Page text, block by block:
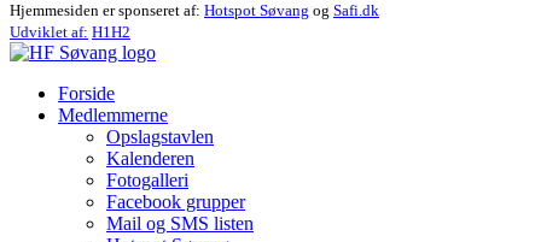
Hjemmesiden er sponseret af: Hotspot Søvang og Safi.dk
Udviklet af: H1H2
Forside
Medlemmerne
Opslagstavlen
Kalenderen
Fotogalleri
Facebook grupper
Mail og SMS listen